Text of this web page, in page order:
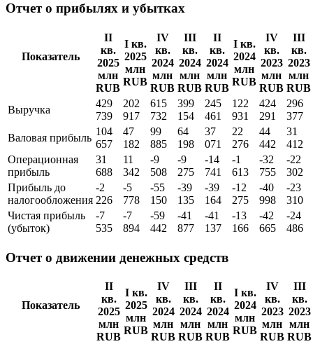
Отчет о прибылях и убытках
Показатель
II
кв.
2025
млн
RUB
I кв.
2025
млн
RUB
IV
кв.
2024
млн
RUB
III
кв.
2024
млн
RUB
II
кв.
2024
млн
RUB
I кв.
2024
млн
RUB
IV
кв.
2023
млн
RUB
III
кв.
2023
млн
RUB
Выручка
429
739
202
917
615
732
399
154
245
461
122
931
424
291
296
377
Валовая прибыль
104
657
47
182
99
885
64
198
37
071
22
276
44
442
31
412
Операционная
прибыль
31
688
11
342
-9
508
-9
275
-14
741
-1
613
-32
755
-22
302
Прибыль до
налогообложения
-2
226
-5
778
-55
150
-39
135
-39
164
-12
275
-40
998
-23
310
Чистая прибыль
(убыток)
-7
535
-7
894
-59
442
-41
877
-41
137
-13
166
-42
665
-24
486
Отчет о движении денежных средств
Показатель
II
кв.
2025
млн
RUB
I кв.
2025
млн
RUB
IV
кв.
2024
млн
RUB
III
кв.
2024
млн
RUB
II
кв.
2024
млн
RUB
I кв.
2024
млн
RUB
IV
кв.
2023
млн
RUB
III
кв.
2023
млн
RUB